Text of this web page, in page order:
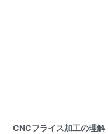
CNCフライス加工の理解